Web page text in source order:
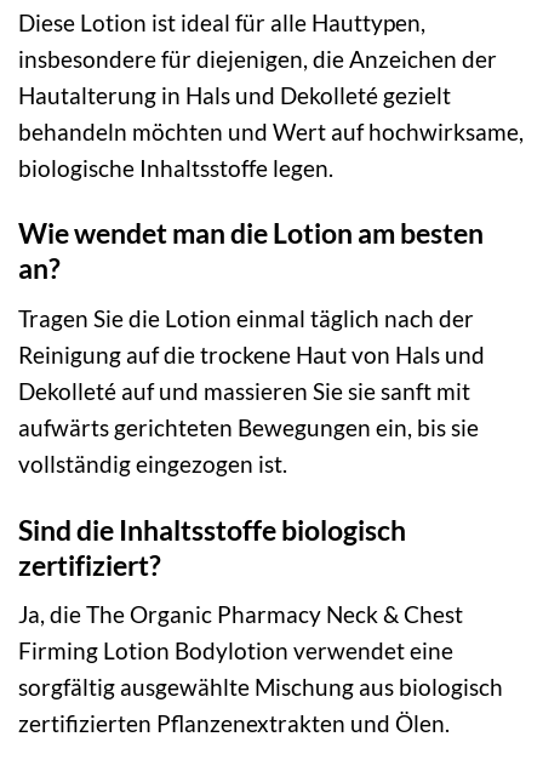
Diese Lotion ist ideal für alle Hauttypen,
insbesondere für diejenigen, die Anzeichen der
Hautalterung in Hals und Dekolleté gezielt
behandeln möchten und Wert auf hochwirksame,
biologische Inhaltsstoffe legen.
Wie wendet man die Lotion am besten
an?
Tragen Sie die Lotion einmal täglich nach der
Reinigung auf die trockene Haut von Hals und
Dekolleté auf und massieren Sie sie sanft mit
aufwärts gerichteten Bewegungen ein, bis sie
vollständig eingezogen ist.
Sind die Inhaltsstoffe biologisch
zertifiziert?
Ja, die The Organic Pharmacy Neck & Chest
Firming Lotion Bodylotion verwendet eine
sorgfältig ausgewählte Mischung aus biologisch
zertifizierten Pflanzenextrakten und Ölen.